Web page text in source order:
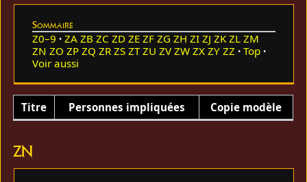
Sommaire
Z0–9 ZA ZB ZC ZD ZE ZF ZG ZH ZI ZJ ZK ZL ZM
ZN ZO ZP ZQ ZR ZS ZT ZU ZV ZW ZX ZY ZZ
Top
Voir aussi
Titre Personnes impliquées Copie modèle
ZN